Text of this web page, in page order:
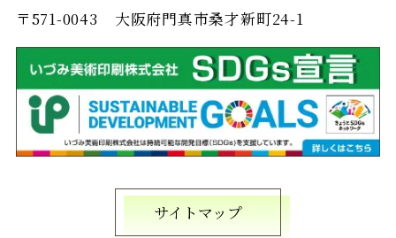
〒571-0043 大阪府門真市桑才新町24-1
サイトマップ